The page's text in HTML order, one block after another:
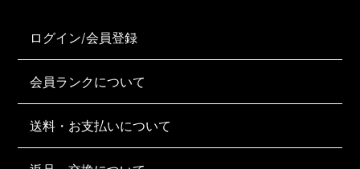
ログイン/会員登録
会員ランクについて
送料・お支払いについて